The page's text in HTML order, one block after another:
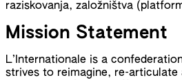
raziskovanja, založništva
Mission Statement
L’Internationale is a
strives to reimagine, re-